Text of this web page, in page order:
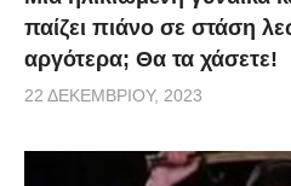
παίζει πιάνο σε στάση
αργότερα; Θα τα χάσετε!
22 ΔΕΚΕΜΒΡΊΟΥ, 2023